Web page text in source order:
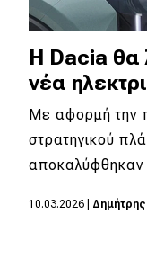
Η Dacia θα
νέα
Με αφορμή την
στρατηγικού
10.03.2026